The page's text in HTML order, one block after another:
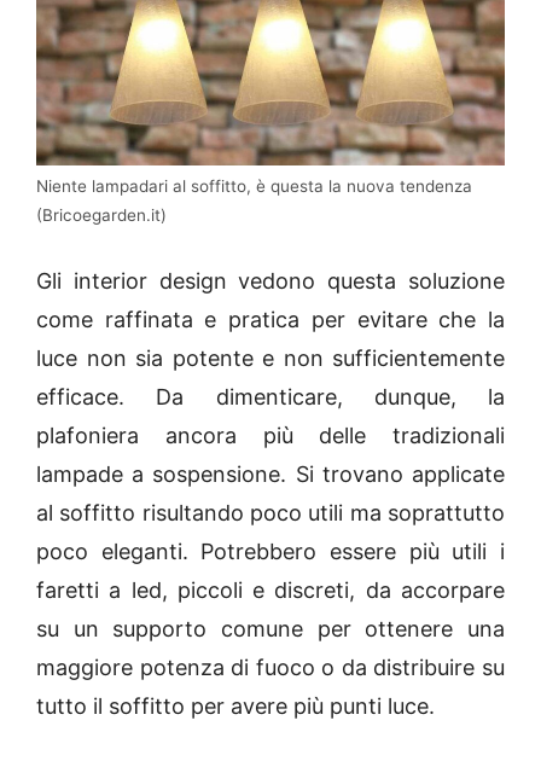
Niente lampadari al soffitto, è questa la nuova tendenza
(Bricoegarden.it)
Gli interior design vedono questa soluzione
come raffinata e pratica per evitare che la
luce non sia potente e non sufficientemente
efficace. Da dimenticare, dunque, la
plafoniera ancora più delle tradizionali
lampade a sospensione. Si trovano applicate
al soffitto risultando poco utili ma soprattutto
poco eleganti. Potrebbero essere più utili i
faretti a led, piccoli e discreti, da accorpare
su un supporto comune per ottenere una
maggiore potenza di fuoco o da distribuire su
tutto il soffitto per avere più punti luce.